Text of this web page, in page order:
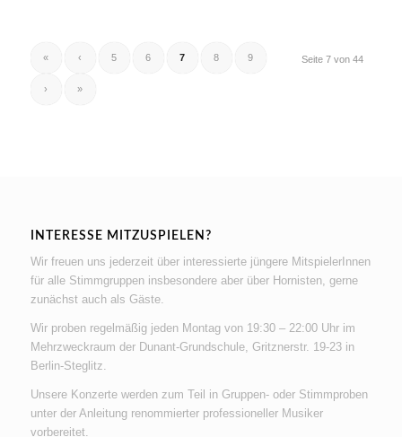
Seite 7 von 44
« ‹ 5 6 7 8 9
› »
INTERESSE MITZUSPIELEN?
Wir freuen uns jederzeit über interessierte jüngere MitspielerInnen
für alle Stimmgruppen insbesondere aber über Hornisten, gerne
zunächst auch als Gäste.
Wir proben regelmäßig jeden Montag von 19:30 – 22:00 Uhr im
Mehrzweckraum der Dunant-Grundschule, Gritznerstr. 19-23 in
Berlin-Steglitz.
Unsere Konzerte werden zum Teil in Gruppen- oder Stimmproben
unter der Anleitung renommierter professioneller Musiker
vorbereitet.